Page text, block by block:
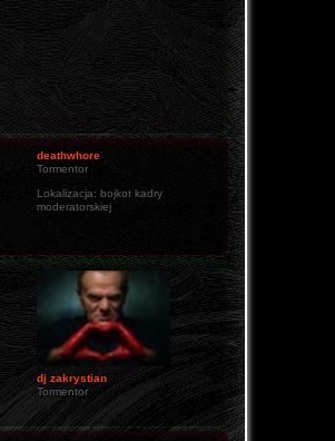
deathwhore
Tormentor
Lokalizacja: bojkot kadry
moderatorskiej
dj zakrystian
Tormentor